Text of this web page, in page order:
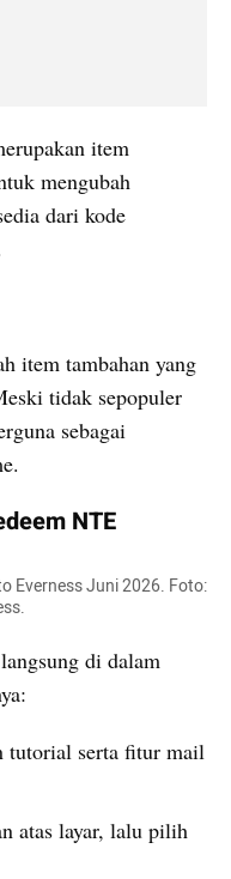
item
mengubah
dari kode
item tambahan yang
tidak sepopuler
sebagai
NTE
Everness Juni 2026. Foto:
di dalam
tutorial serta fitur mail
atas layar, lalu pilih